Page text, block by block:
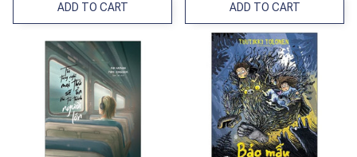
ADD TO CART ADD TO CART